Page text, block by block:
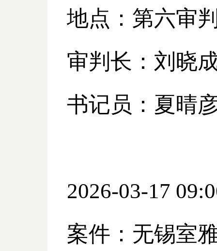
地点：第六审
审判长：刘晓
书记员：夏晴
2026-03-17
案件：无锡室